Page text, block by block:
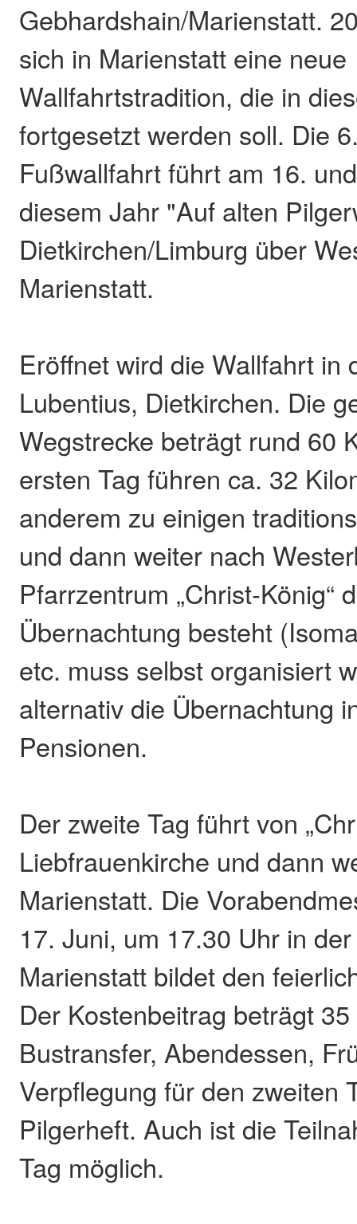
Gebhardshain/Marienstatt.
sich in Marienstatt eine neue
Wallfahrtstradition, die in
fortgesetzt werden soll. Die
Fußwallfahrt führt am 16.
diesem Jahr "Auf alten
Dietkirchen/Limburg über
Marienstatt.
Eröffnet wird die Wallfahrt in
Lubentius, Dietkirchen. Die
Wegstrecke beträgt rund 60
ersten Tag führen ca. 32
anderem zu einigen
und dann weiter nach
Pfarrzentrum „Christ-König“
Übernachtung besteht
etc. muss selbst organisiert
alternativ die Übernachtung
Pensionen.
Der zweite Tag führt von
Liebfrauenkirche und dann
Marienstatt. Die
17. Juni, um 17.30 Uhr in
Marienstatt bildet den
Der Kostenbeitrag beträgt
Bustransfer, Abendessen,
Verpflegung für den zweiten
Pilgerheft. Auch ist die
Tag möglich.